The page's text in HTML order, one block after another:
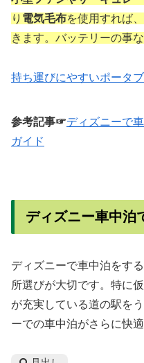
り 電気毛布を使用すれば
きます。バッテリーの事
持ち運びにやすいポータ
参考記事☞ディズニーで
ガイド
ディズニー車中泊
ディズニーで車中泊をす
所選びが大切です。特に
が充実している道の駅を
ーでの車中泊がさらに快適